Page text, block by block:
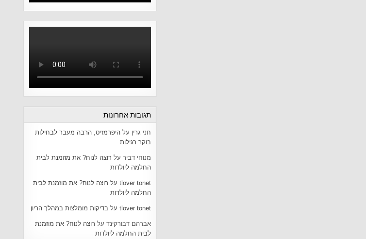
תגובות אחרונות
חני גרין על היפרמזיס, הרבה מעבר לבחילות
בוקר רגילות
מנוחי דבירעל רוצה לנוח? את מוזמנת לבית
החלמה ליולדות
tlover tonetעל רוצה לנוח? את מוזמנת לבית
החלמה ליולדות
tlover tonetעל בדיקות מומלצות במהלך הריון
אברהם דבורקינדעל רוצה לנוח? את מוזמנת
לבית החלמה ליולדות